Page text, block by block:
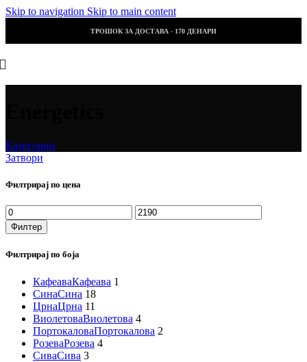
Skip to navigation Skip to main content
ТРОШОК ЗА ДОСТАВА - 170 ДЕНАРИ
Категории
Затвори
Филтрирај по цена
Филтер
Филтрирај по боја
КафеаваКафеава 1
СинаСина 18
ЦрнаЦрна 11
ВиолетоваВиолетова 4
ПортокаловаПортокалова 2
РозеваРозева 4
СиваСива 3